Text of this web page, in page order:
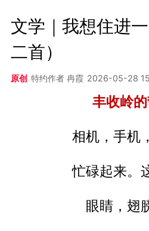
文学｜我想住进
二首）
原创 特约作者 冉霞 2026-05-28
丰收岭
相机，手机
忙碌起来。
眼睛，翅